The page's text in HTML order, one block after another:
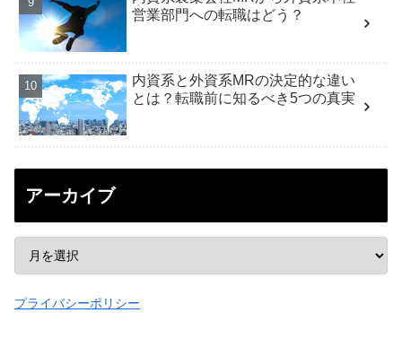
営業部門への転職はどう？
内資系と外資系MRの決定的な違い
とは？転職前に知るべき5つの真実
アーカイブ
プライバシーポリシー